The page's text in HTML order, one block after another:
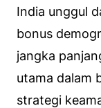
India unggul
bonus
jangka
utama dalam
strategi